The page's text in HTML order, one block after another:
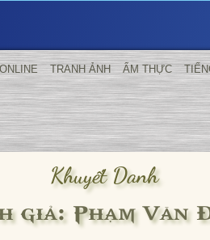
TRANH ẢNH ẨM THỰC
Khuyết Danh
giả: Phạm Văn